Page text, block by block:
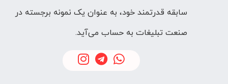
سابقه قدرتمند خود، به عنوان یک نمونه برجسته در
صنعت تبلیغات به حساب می‌آید.